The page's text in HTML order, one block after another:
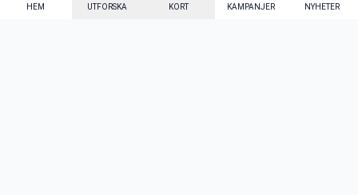
HEM UTFORSKA KORT KAMPANJER NYHETER